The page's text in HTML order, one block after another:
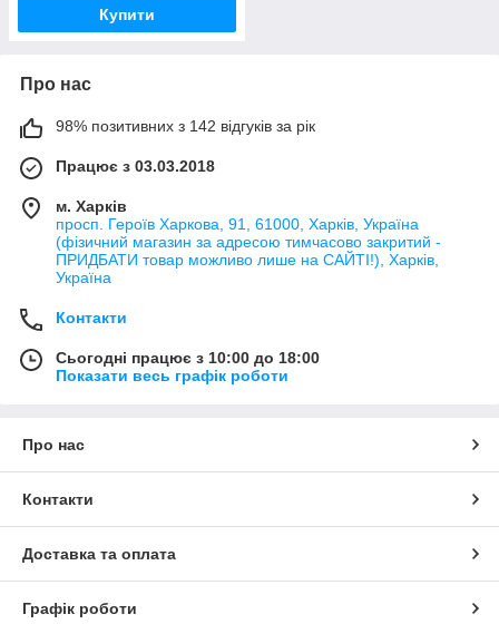
Купити
Про нас
98% позитивних з 142 відгуків за рік
Працює з 03.03.2018
м. Харків
просп. Героїв Харкова, 91, 61000, Харків, Україна
(фізичний магазин за адресою тимчасово закритий -
ПРИДБАТИ товар можливо лише на САЙТІ!), Харків,
Україна
Контакти
Сьогодні працює з 10:00 до 18:00
Показати весь графік роботи
Про нас
Контакти
Доставка та оплата
Графік роботи